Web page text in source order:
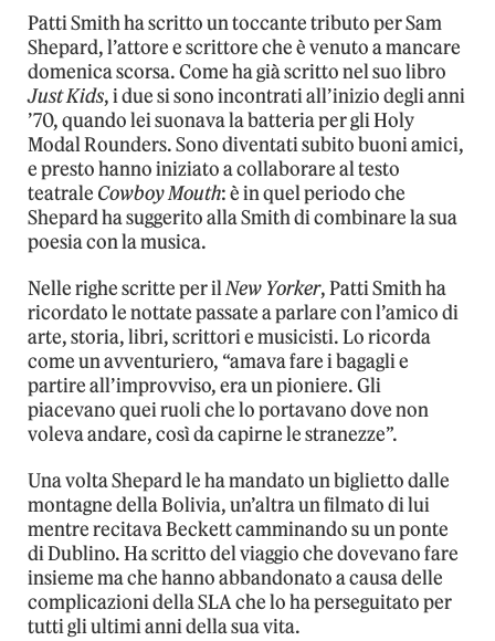
Patti Smith ha scritto un toccante tributo per Sam
Shepard, l’attore e scrittore che è venuto a mancare
domenica scorsa. Come ha già scritto nel suo libro
Just Kids, i due si sono incontrati all’inizio degli anni
’70, quando lei suonava la batteria per gli Holy
Modal Rounders. Sono diventati subito buoni amici,
e presto hanno iniziato a collaborare al testo
teatrale Cowboy Mouth: è in quel periodo che
Shepard ha suggerito alla Smith di combinare la sua
poesia con la musica.
Nelle righe scritte per ilNew Yorker, Patti Smith ha
ricordato le nottate passate a parlare con l’amico di
arte, storia, libri, scrittori e musicisti. Lo ricorda
come un avventuriero, “amava fare i bagagli e
partire all’improvviso, era un pioniere. Gli
piacevano quei ruoli che lo portavano dove non
voleva andare, così da capirne le stranezze”.
Una volta Shepard le ha mandato un biglietto dalle
montagne della Bolivia, un’altra un filmato di lui
mentre recitava Beckett camminando su un ponte
di Dublino. Ha scritto del viaggio che dovevano fare
insieme ma che hanno abbandonato a causa delle
complicazioni della SLA che lo ha perseguitato per
tutti gli ultimi anni della sua vita.